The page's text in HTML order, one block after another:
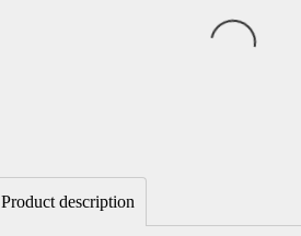
Product description